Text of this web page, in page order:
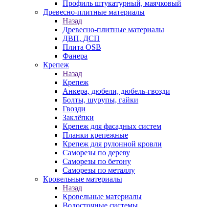
Профиль штукатурный, маячковый
Древесно-плитные материалы
Назад
Древесно-плитные материалы
ДВП, ДСП
Плита OSB
Фанера
Крепеж
Назад
Крепеж
Анкера, дюбели, дюбель-гвозди
Болты, шурупы, гайки
Гвозди
Заклёпки
Крепеж для фасадных систем
Планки крепежные
Крепеж для рулонной кровли
Саморезы по дереву
Саморезы по бетону
Саморезы по металлу
Кровельные материалы
Назад
Кровельные материалы
Водосточные системы